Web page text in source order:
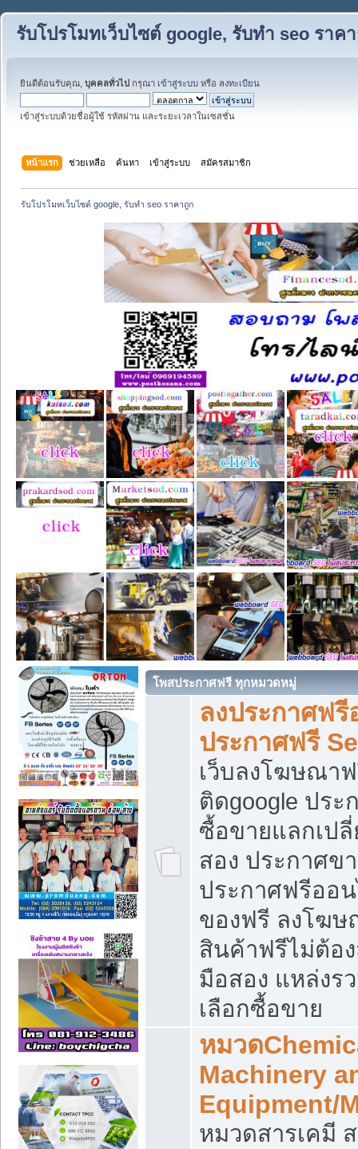
รับโปรโมทเว็บไซต์ google, รับทำ seo ราค
ยินดีต้อนรับคุณ, บุคคลทั่วไป กรุณา เข้าสู่ระบบ หรือ ลงทะเบียน
เข้าสู่ระบบด้วยชื่อผู้ใช้ รหัสผ่าน และระยะเวลาในเซสชั่น
หน้าแรก ช่วยเหลือ ค้นหา เข้าสู่ระบบ สมัครสมาชิก
รับโปรโมทเว็บไซต์ google, รับทำ seo ราคาถูก
โพสประกาศฟรี ทุกหมวดหมู่
ลงประกาศฟ
ประกาศฟรี
เว็บลงโฆษณา
ติดgoogle ปร
ซื้อขายแลกเป
สอง ประกาศข
ประกาศฟรีออ
ของฟรี ลงโฆ
สินค้าฟรีไม่ต้อ
มือสอง แหล่งร
เลือกซื้อขาย
หมวด
Machinery
Equipment/
หมวดสารเคมี